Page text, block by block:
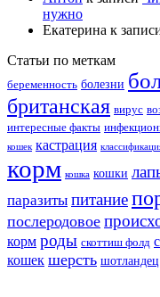
нужно
Екатерина к
Статьи по меткам
беременность болезни
британская вирус
интересные факты
кошек кастрация
корм кошка кошки
паразиты питание
послеродовое
корм роды скоттиш фолд
кошек шерсть шотландец